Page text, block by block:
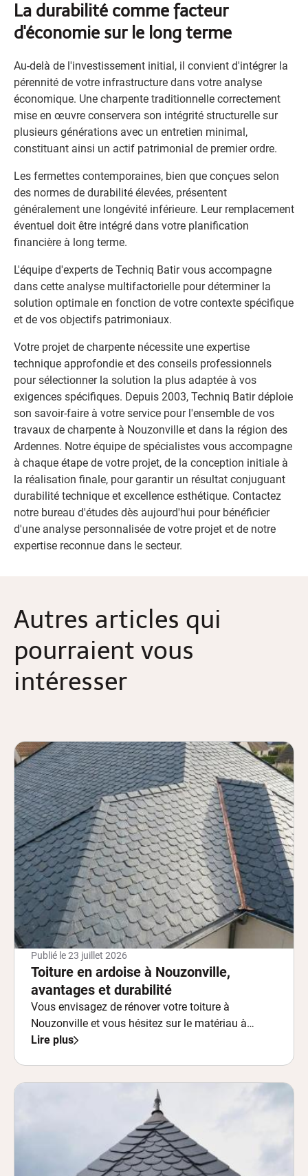
La durabilité comme facteur
d'économie sur le long terme
Au-delà de l'investissement initial, il convient d'intégrer la
pérennité de votre infrastructure dans votre analyse
économique. Une charpente traditionnelle correctement
mise en œuvre conservera son intégrité structurelle sur
plusieurs générations avec un entretien minimal,
constituant ainsi un actif patrimonial de premier ordre.
Les fermettes contemporaines, bien que conçues selon
des normes de durabilité élevées, présentent
généralement une longévité inférieure. Leur remplacement
éventuel doit être intégré dans votre planification
financière à long terme.
L'équipe d'experts de Techniq Batir vous accompagne
dans cette analyse multifactorielle pour déterminer la
solution optimale en fonction de votre contexte spécifique
et de vos objectifs patrimoniaux.
Votre projet de charpente nécessite une expertise
technique approfondie et des conseils professionnels
pour sélectionner la solution la plus adaptée à vos
exigences spécifiques. Depuis 2003, Techniq Batir déploie
son savoir-faire à votre service pour l'ensemble de vos
travaux de charpente à Nouzonville et dans la région des
Ardennes. Notre équipe de spécialistes vous accompagne
à chaque étape de votre projet, de la conception initiale à
la réalisation finale, pour garantir un résultat conjuguant
durabilité technique et excellence esthétique. Contactez
notre bureau d'études dès aujourd'hui pour bénéficier
d'une analyse personnalisée de votre projet et de notre
expertise reconnue dans le secteur.
Autres articles qui
pourraient vous
intéresser
Publié le23 juillet 2026
Toiture en ardoise à Nouzonville,
avantages et durabilité
Vous envisagez de rénover votre toiture à
Nouzonville et vous hésitez sur le matériau à
choisir ?
Lire plus